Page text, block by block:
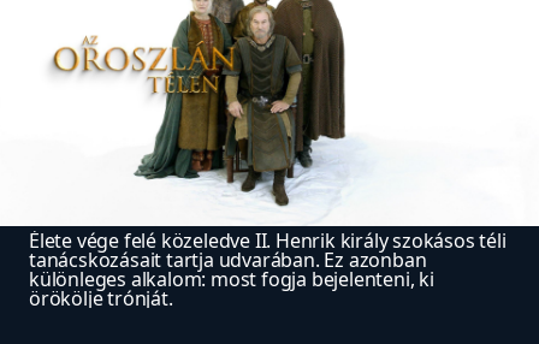
Élete vége felé közeledve II. Henrik király szokásos téli
tanácskozásait tartja udvarában. Ez azonban
különleges alkalom: most fogja bejelenteni, ki
örökölje trónját.